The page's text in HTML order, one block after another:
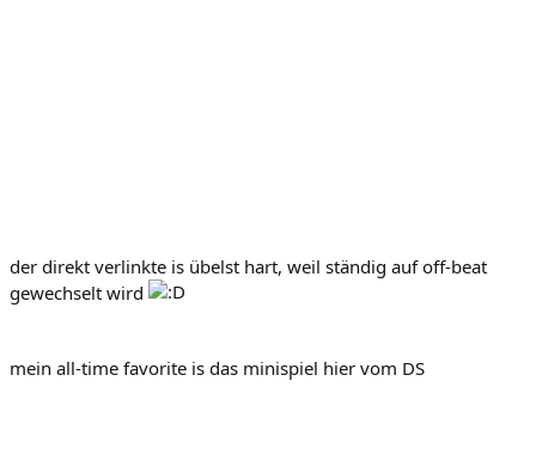
der direkt verlinkte is übelst hart, weil ständig auf off-beat
gewechselt wird
mein all-time favorite is das minispiel hier vom DS